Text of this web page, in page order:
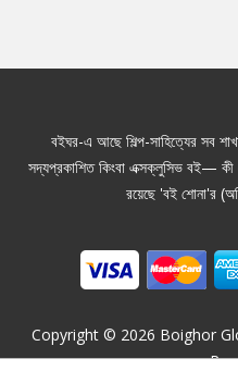
বইঘর-এ আছে শিল্প-সাহিত্যের সব
সদ্যপ্রকাশিত কিংবা এক্সক্লুসিভ বই—
রয়েছে 'বই শোনা'র
Copyright © 2026 Boighor